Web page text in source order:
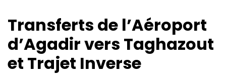
Transferts de l’Aéroport
d’Agadir vers Taghazout
et Trajet Inverse